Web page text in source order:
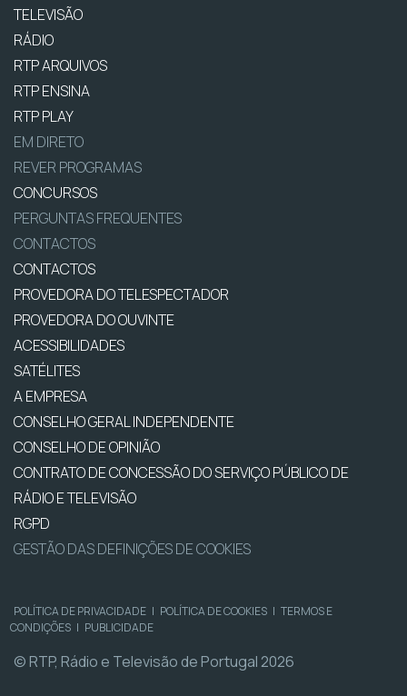
TELEVISÃO
RÁDIO
RTP ARQUIVOS
RTP ENSINA
RTP PLAY
EM DIRETO
REVER PROGRAMAS
CONCURSOS
PERGUNTAS FREQUENTES
CONTACTOS
CONTACTOS
PROVEDORA DO TELESPECTADOR
PROVEDORA DO OUVINTE
ACESSIBILIDADES
SATÉLITES
A EMPRESA
CONSELHO GERAL INDEPENDENTE
CONSELHO DE OPINIÃO
CONTRATO DE CONCESSÃO DO SERVIÇO PÚBLICO DE
RÁDIO E TELEVISÃO
RGPD
GESTÃO DAS DEFINIÇÕES DE COOKIES
POLÍTICA DE PRIVACIDADE | POLÍTICA DE COOKIES | TERMOS E
CONDIÇÕES | PUBLICIDADE
© RTP, Rádio e Televisão de Portugal 2026